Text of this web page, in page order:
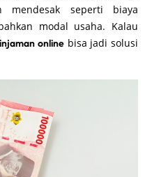
seperti biaya
modal usaha. Kalau
onlinebisa jadi solusi